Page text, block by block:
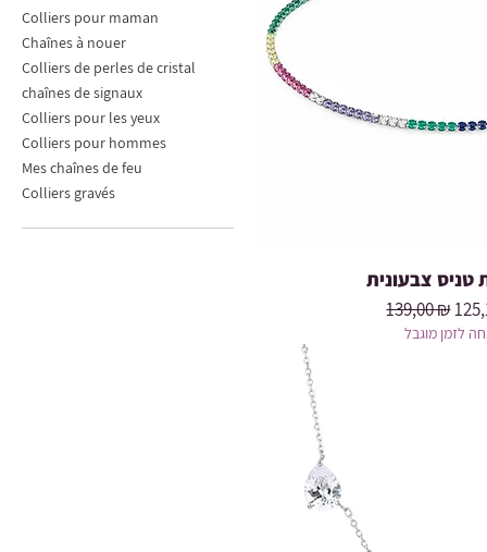
Colliers pour maman
Chaînes à nouer
Colliers de perles de cristal
chaînes de signaux
Colliers pour les yeux
Colliers pour hommes
Mes chaînes de feu
Colliers gravés
צבעונית
Prix original
139,00 ₪
לזמן מוגבל